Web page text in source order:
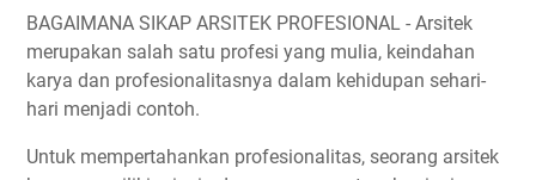
BAGAIMANA SIKAP ARSITEK PROFESIONAL - Arsitek
merupakan salah satu profesi yang mulia, keindahan
karya dan profesionalitasnya dalam kehidupan sehari-
hari menjadi contoh.
Untuk mempertahankan profesionalitas, seorang arsitek